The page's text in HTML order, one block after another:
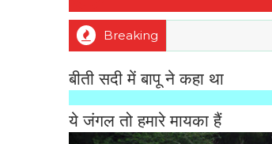
Breaking
बीती सदी में बापू ने कहा था
"किसी
ये जंगल तो हमारे मायका हैं